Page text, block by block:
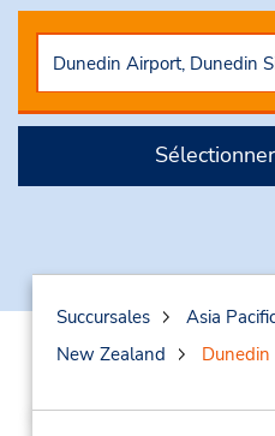
Succursales
Asia
New Zealand
Dunedin